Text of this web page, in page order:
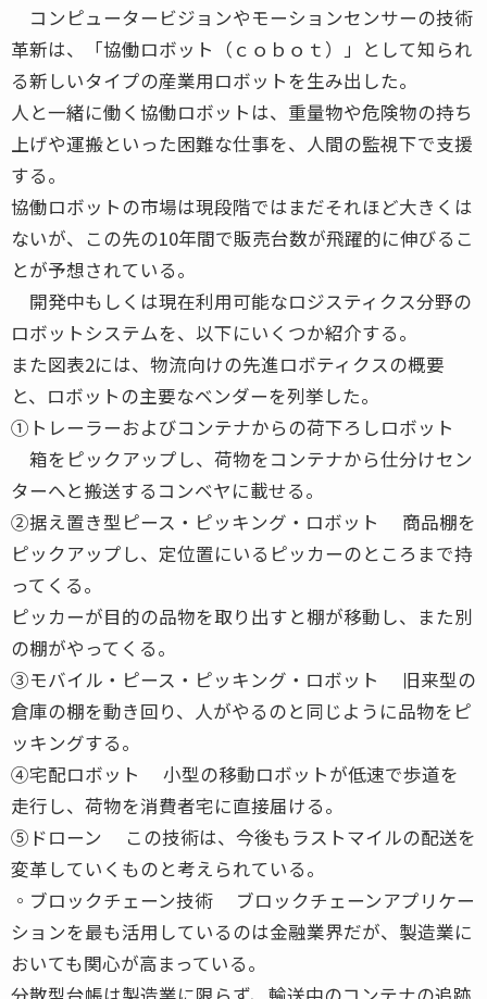
コンピュータービジョンやモーションセンサーの技術
革新は、「協働ロボット（ｃｏｂｏｔ）」として知られ
る新しいタイプの産業用ロボットを生み出した。
人と一緒に働く協働ロボットは、重量物や危険物の持ち
上げや運搬といった困難な仕事を、人間の監視下で支援
する。
協働ロボットの市場は現段階ではまだそれほど大きくは
ないが、この先の10年間で販売台数が飛躍的に伸びるこ
とが予想されている。
開発中もしくは現在利用可能なロジスティクス分野の
ロボットシステムを、以下にいくつか紹介する。
また図表2には、物流向けの先進ロボティクスの概要
と、ロボットの主要なベンダーを列挙した。
①トレーラーおよびコンテナからの荷下ろしロボット
箱をピックアップし、荷物をコンテナから仕分けセン
ターへと搬送するコンベヤに載せる。
②据え置き型ピース・ピッキング・ロボット 商品棚を
ピックアップし、定位置にいるピッカーのところまで持
ってくる。
ピッカーが目的の品物を取り出すと棚が移動し、また別
の棚がやってくる。
③モバイル・ピース・ピッキング・ロボット 旧来型の
倉庫の棚を動き回り、人がやるのと同じように品物をピ
ッキングする。
④宅配ロボット 小型の移動ロボットが低速で歩道を
走行し、荷物を消費者宅に直接届ける。
⑤ドローン この技術は、今後もラストマイルの配送を
変革していくものと考えられている。
◦ブロックチェーン技術 ブロックチェーンアプリケー
ションを最も活用しているのは金融業界だが、製造業に
おいても関心が高まっている。